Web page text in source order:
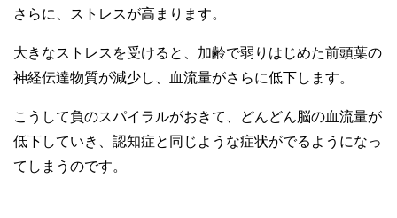
さらに、ストレスが高まります。
大きなストレスを受けると、加齢で弱りはじめた前頭葉の
神経伝達物質が減少し、血流量がさらに低下します。
こうして負のスパイラルがおきて、どんどん脳の血流量が
低下していき、認知症と同じような症状がでるようになっ
てしまうのです。